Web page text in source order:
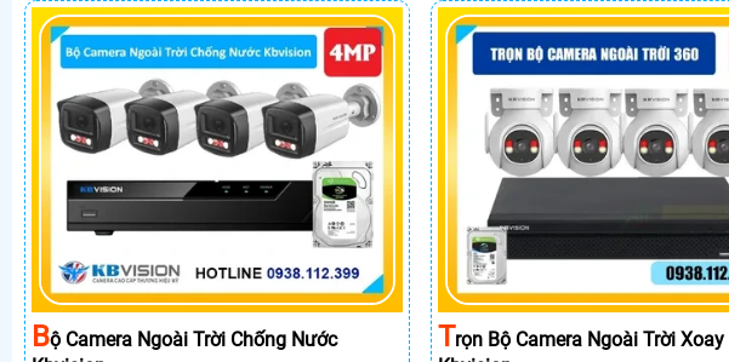
BỘ Camera Ngoài Trời Chống Nước
TRọn Bộ Camera Ngoài Trời